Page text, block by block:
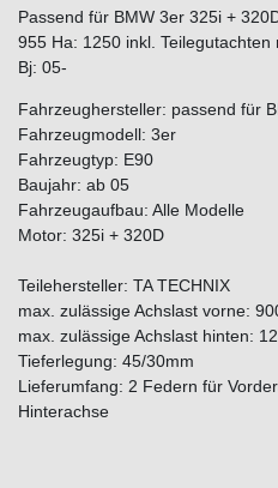
Passend für BMW 3er 325i +
955 Ha: 1250 inkl. Teilegutachten
Bj: 05-
Fahrzeughersteller: passend für
Fahrzeugmodell: 3er
Fahrzeugtyp: E90
Baujahr: ab 05
Fahrzeugaufbau: Alle Modelle
Motor: 325i + 320D
Teilehersteller: TA TECHNIX
max. zulässige Achslast vorne:
max. zulässige Achslast hinten:
Tieferlegung: 45/30mm
Lieferumfang: 2 Federn für
Hinterachse